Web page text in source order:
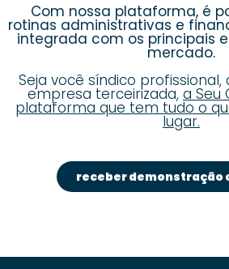
Com nossa plataforma, é
rotinas administrativas e
integrada com os principais
mercado.
Seja você síndico
empresa terceirizada, a Seu
plataforma que tem tudo o
lugar.
receber demonstração